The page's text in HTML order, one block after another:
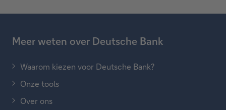
Meer weten over Deutsche Bank
Waarom kiezen voor Deutsche Bank?
Onze tools
Over ons